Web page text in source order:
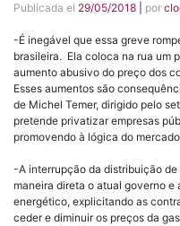
Publicada el 29/05/2018 por
-É inegável que essa greve
brasileira. Ela coloca na rua um
aumento abusivo do preço dos
Esses aumentos são
de Michel Temer, dirigido pelo
pretende privatizar empresas
promovendo à lógica do
-A interrupção da distribuição
maneira direta o atual governo
energético, explicitando as
ceder e diminuir os preços da